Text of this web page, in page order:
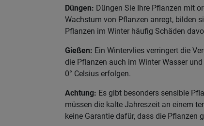
Düngen: Düngen Sie Ihre Pflanzen mit
Wachstum von Pflanzen anregt, bilden
Pflanzen im Winter häufig Schäden
Gießen: Ein Wintervlies verringert die
die Pflanzen auch im Winter Wasser
0° Celsius erfolgen.
Achtung: Es gibt besonders sensible
müssen die kalte Jahreszeit an einem
keine Garantie dafür, dass die Pflanzen